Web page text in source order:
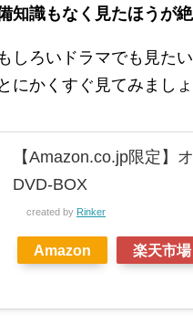
知識もなく見たほうが
しろいドラマでも見た
にかくすぐ見てみましょ
【Amazon.co.jp限定】
DVD-BOX
created by Rinker
Amazon 楽天市場